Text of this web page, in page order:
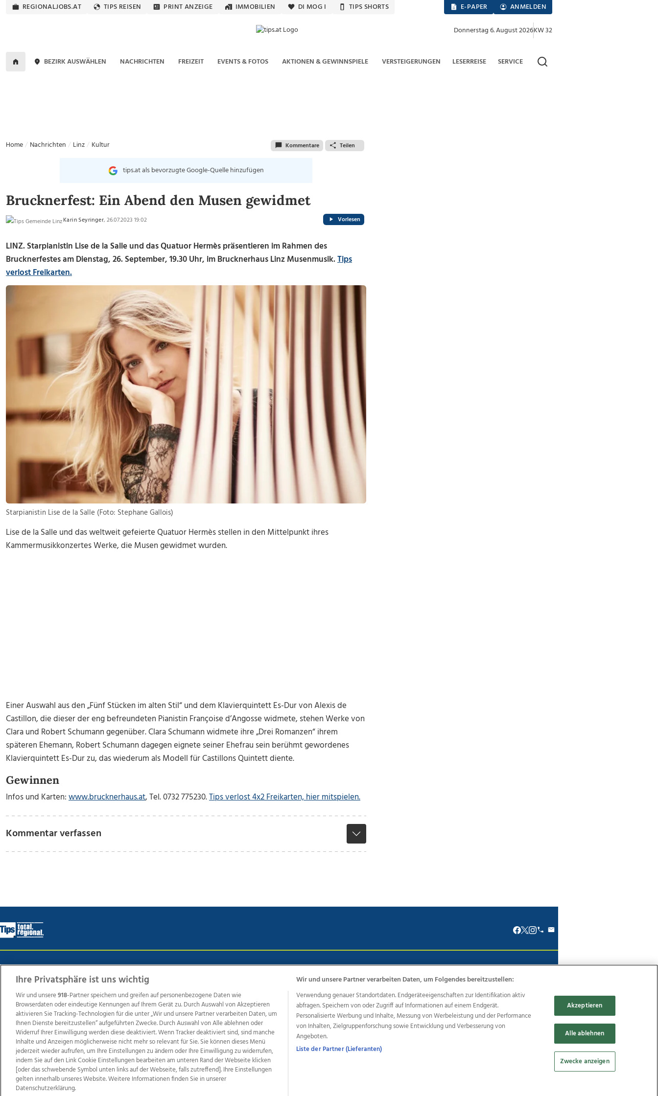
REGIONALJOBS.AT TIPS REISEN PRINT ANZEIGE IMMOBILIEN DI MOG I TIPS SHORTS E-PAPER ANMELDEN
Donnerstag 6. August 2026KW 32
BEZIRK AUSWÄHLEN NACHRICHTEN FREIZEIT EVENTS & FOTOS AKTIONEN & GEWINNSPIELE VERSTEIGERUNGEN LESERREISE SERVICE
Home Nachrichten Linz Kultur Kommentare Teilen
tips.at als bevorzugte Google-Quelle hinzufügen
Brucknerfest: Ein Abend den Musen gewidmet
Karin Seyringer, 26.07.2023 19:02 Vorlesen
LINZ. Starpianistin Lise de la Salle und das Quatuor Hermès präsentieren im Rahmen des
Brucknerfestes am Dienstag, 26. September, 19.30 Uhr, im Brucknerhaus Linz Musenmusik.Tips
verlost Freikarten.
Starpianistin Lise de la Salle (Foto: Stephane Gallois)
Lise de la Salle und das weltweit gefeierte Quatuor Hermès stellen in den Mittelpunkt ihres
Kammermusikkonzertes Werke, die Musen gewidmet wurden.
Einer Auswahl aus den „Fünf Stücken im alten Stil“ und dem Klavierquintett Es-Dur von Alexis de
Castillon, die dieser der eng befreundeten Pianistin Françoise d’Angosse widmete, stehen Werke von
Clara und Robert Schumann gegenüber. Clara Schumann widmete ihre „Drei Romanzen“ ihrem
späteren Ehemann, Robert Schumann dagegen eignete seiner Ehefrau sein berühmt gewordenes
Klavierquintett Es-Dur zu, das wiederum als Modell für Castillons Quintett diente.
Gewinnen
Infos und Karten:www.brucknerhaus.at, Tel. 0732 775230.Tips verlost 4x2 Freikarten, hier mitspielen.
Kommentar verfassen
Weitere Angebote des Medienhauses Wimmer
TV1 di-mog-i.at OÖNow Ischler Woche Life Radio OÖNachrichten OÖN Immobilien OÖN Karriere OÖN Reise
Promenaden Galerien
Regionaljobs
wasistlos.at wirtrauern.at
Copyrights © 2026 Tips Zeitungs GmbH & Co KG
Ihre Privatsphäre ist uns wichtig
Wir und unsere918-Partner speichern und greifen auf personenbezogene Daten wie
Browserdaten oder eindeutige Kennungen auf Ihrem Gerät zu. Durch Auswahl von Akzeptieren
aktivieren Sie Tracking-Technologien für die unter „Wir und unsere Partner verarbeiten Daten, um
Ihnen Dienste bereitzustellen“ aufgeführten Zwecke. Durch Auswahl von Alle ablehnen oder
Widerruf Ihrer Einwilligung werden diese deaktiviert. Wenn Tracker deaktiviert sind, sind manche
Inhalte und Anzeigen möglicherweise nicht mehr so relevant für Sie. Sie können dieses Menü
jederzeit wieder aufrufen, um Ihre Einstellungen zu ändern oder Ihre Einwilligung zu widerrufen,
indem Sie auf den Link Cookie Einstellungen bearbeiten am unteren Rand der Webseite klicken
[oder das schwebende Symbol unten links auf der Webseite, falls zutreffend]. Ihre Einstellungen
gelten innerhalb unseres Website. Weitere Informationen finden Sie in unserer
Datenschutzerklärung.
Wir und unsere Partner verarbeiten Daten, um Folgendes bereitzustellen:
Verwendung genauer Standortdaten. Endgeräteeigenschaften zur Identifikation aktiv
abfragen. Speichern von oder Zugriff auf Informationen auf einem Endgerät.
Personalisierte Werbung und Inhalte, Messung von Werbeleistung und der Performance
von Inhalten, Zielgruppenforschung sowie Entwicklung und Verbesserung von
Angeboten.
Liste der Partner (Lieferanten)
Akzeptieren
Alle ablehnen
Zwecke anzeigen